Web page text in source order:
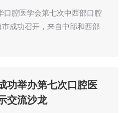
口腔医学会第七次中西部口腔
成功召开，来自中部和西部
功举办第七次口腔医
交流沙龙